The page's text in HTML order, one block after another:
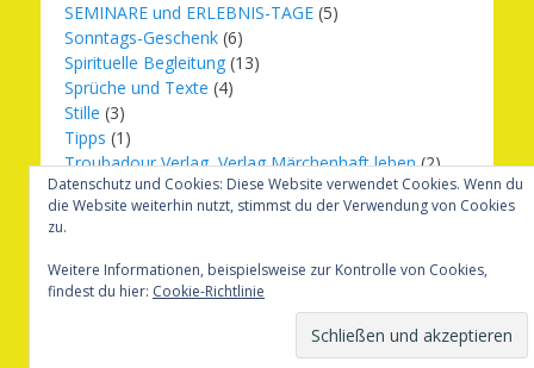
SEMINARE und ERLEBNIS-TAGE (5)
Sonntags-Geschenk (6)
Spirituelle Begleitung (13)
Sprüche und Texte (4)
Stille (3)
Tipps (1)
Troubadour Verlag, Verlag Märchenhaft leben(2)
Übungen (1)
Urbilder(20)
Verlag Märchenhaft leben
Weihnachten(16)
Datenschutz und Cookies: Diese Website verwendet Cookies. Wenn du
die Website weiterhin nutzt, stimmst du der Verwendung von Cookies
zu.
Weitere Informationen, beispielsweise zur Kontrolle von Cookies,
findest du hier: Cookie-Richtlinie
Märchenhaft und erfüllt leben. Alle